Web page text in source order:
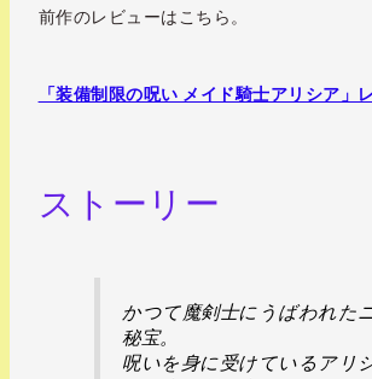
前作のレビューはこちら。
「装備制限の呪い メイド騎士アリシア」
ストーリー
かつて魔剣士にうばわれた
秘宝。
呪いを身に受けているアリ